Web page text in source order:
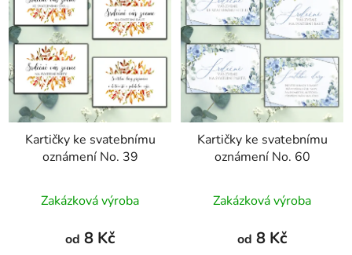
Kartičky ke svatebnímu
oznámení No. 39
Zakázková výroba
od 8 Kč
Kartičky ke svatebnímu
oznámení No. 60
Zakázková výroba
od 8 Kč